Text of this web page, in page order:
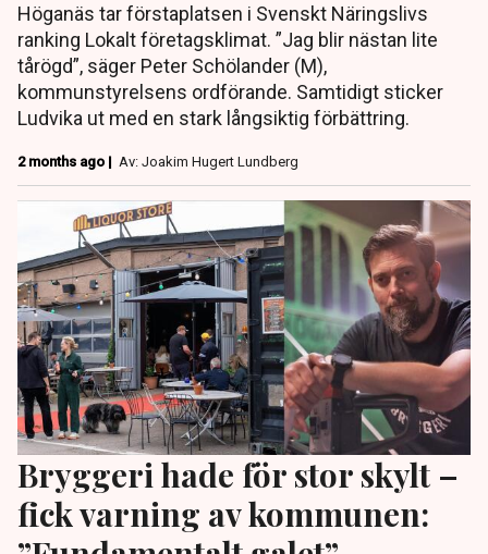
Höganäs tar förstaplatsen i Svenskt Näringslivs
ranking Lokalt företagsklimat. ”Jag blir nästan lite
tårögd”, säger Peter Schölander (M),
kommunstyrelsens ordförande. Samtidigt sticker
Ludvika ut med en stark långsiktig förbättring.
2 months ago | Av: Joakim Hugert Lundberg
Bryggeri hade för stor skylt –
fick varning av kommunen: